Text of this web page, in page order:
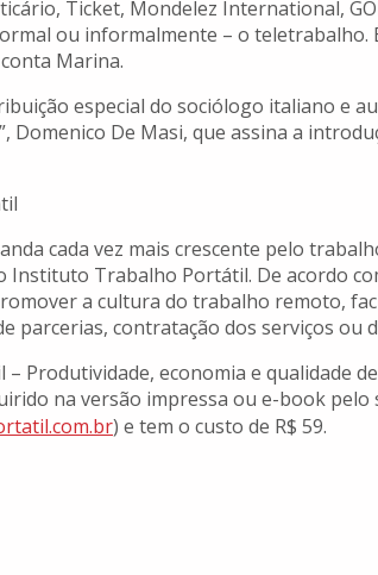
Ticket, Mondelez International,
ou informalmente – o teletrabalho.
Marina.
especial do sociólogo italiano e
Domenico De Masi, que assina a
cada vez mais crescente pelo
Instituto Trabalho Portátil. De acordo
a cultura do trabalho remoto,
parcerias, contratação dos serviços ou
Produtividade, economia e qualidade
na versão impressa ou e-book
) e tem o custo de R$ 59.